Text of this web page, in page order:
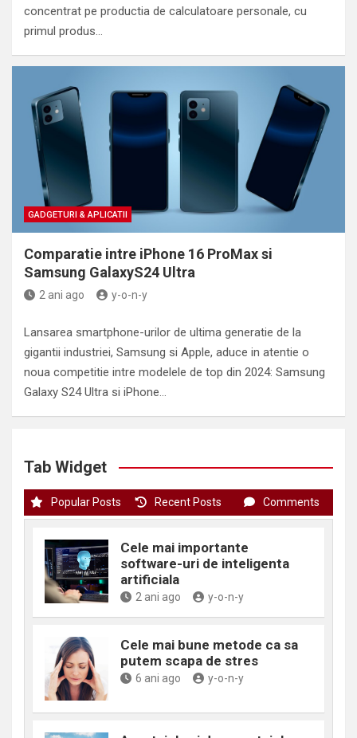
concentrat pe productia de calculatoare personale, cu
primul produs…
GADGETURI & APLICATII
Comparatie intre iPhone 16 ProMax si
Samsung GalaxyS24 Ultra
2 ani ago y-o-n-y
Lansarea smartphone-urilor de ultima generatie de la
gigantii industriei, Samsung si Apple, aduce in atentie o
noua competitie intre modelele de top din 2024: Samsung
Galaxy S24 Ultra si iPhone…
Tab Widget
Popular Posts Recent Posts Comments
Cele mai importante
software-uri de inteligenta
artificiala
2 ani ago y-o-n-y
Cele mai bune metode ca sa
putem scapa de stres
6 ani ago y-o-n-y